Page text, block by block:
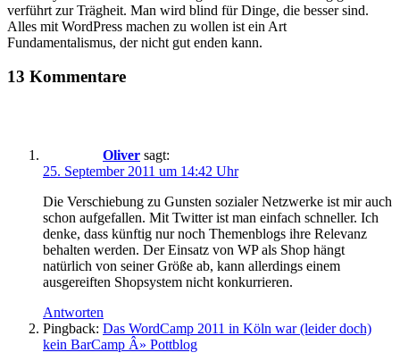
verführt zur Trägheit. Man wird blind für Dinge, die besser sind.
Alles mit WordPress machen zu wollen ist ein Art
Fundamentalismus, der nicht gut enden kann.
13 Kommentare
Oliver sagt:
25. September 2011 um 14:42 Uhr
Die Verschiebung zu Gunsten sozialer Netzwerke ist mir auch
schon aufgefallen. Mit Twitter ist man einfach schneller. Ich
denke, dass künftig nur noch Themenblogs ihre Relevanz
behalten werden. Der Einsatz von WP als Shop hängt
natürlich von seiner Größe ab, kann allerdings einem
ausgereiften Shopsystem nicht konkurrieren.
Antworten
Pingback: Das WordCamp 2011 in Köln war (leider doch)
kein BarCamp Â» Pottblog